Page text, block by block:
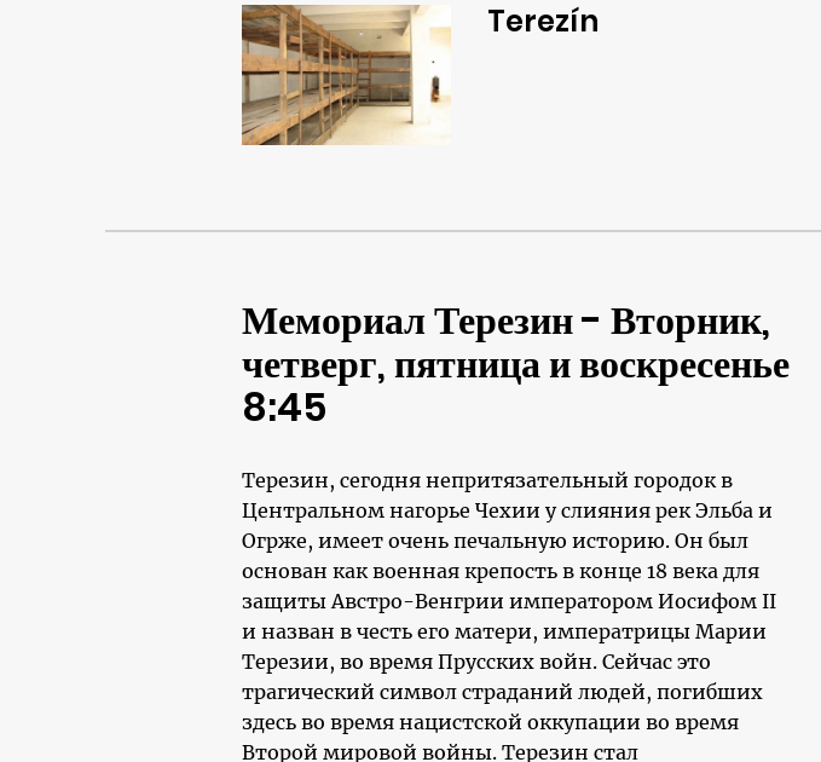
Terezín
Мемориал Терезин - Вторник,
четверг, пятница и воскресенье
8:45
Терезин, сегодня непритязательный городок в
Центральном нагорье Чехии у слияния рек Эльба и
Огрже, имеет очень печальную историю. Он был
основан как военная крепость в конце 18 века для
защиты Австро-Венгрии императором Иосифом II
и назван в честь его матери, императрицы Марии
Терезии, во время Прусских войн. Сейчас это
трагический символ страданий людей, погибших
здесь во время нацистской оккупации во время
Второй мировой войны. Терезин стал